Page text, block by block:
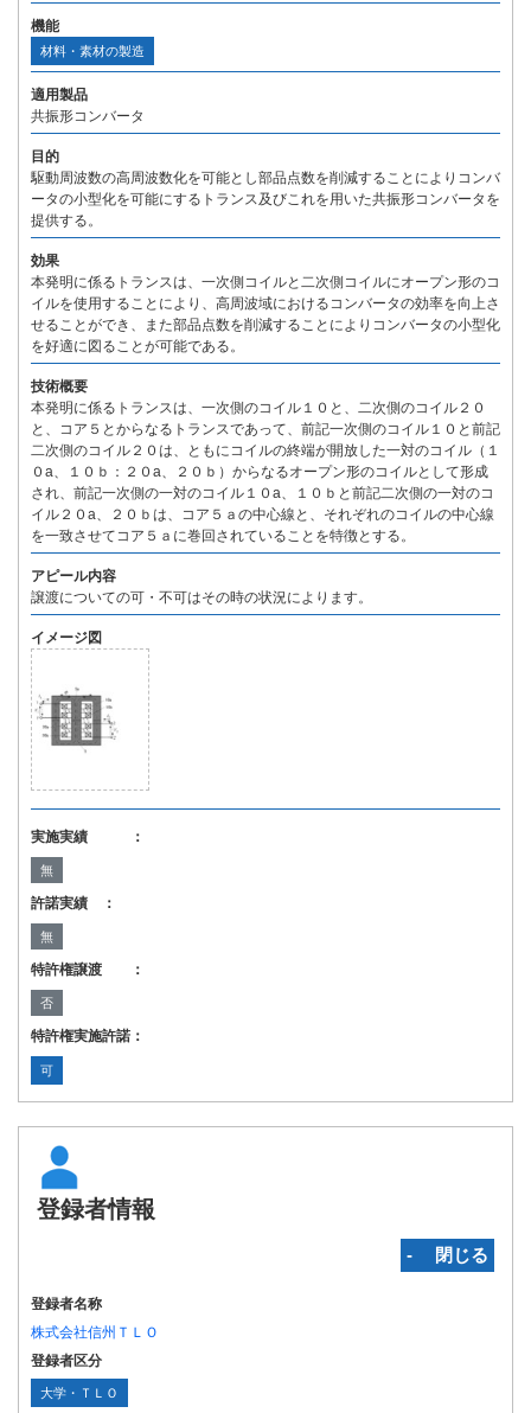
機能
材料・素材の製造
適用製品
共振形コンバータ
目的
駆動周波数の高周波数化を可能とし部品点数を削減することによりコンバ
ータの小型化を可能にするトランス及びこれを用いた共振形コンバータを
提供する。
効果
本発明に係るトランスは、一次側コイルと二次側コイルにオープン形のコ
イルを使用することにより、高周波域におけるコンバータの効率を向上さ
せることができ、また部品点数を削減することによりコンバータの小型化
を好適に図ることが可能である。
技術概要
本発明に係るトランスは、一次側のコイル１０と、二次側のコイル２０
と、コア５とからなるトランスであって、前記一次側のコイル１０と前記
二次側のコイル２０は、ともにコイルの終端が開放した一対のコイル（１
０a、１０ｂ：２０a、２０ｂ）からなるオープン形のコイルとして形成
され、前記一次側の一対のコイル１０a、１０ｂと前記二次側の一対のコ
イル２０a、２０ｂは、コア５ａの中心線と、それぞれのコイルの中心線
を一致させてコア５ａに巻回されていることを特徴とする。
アピール内容
譲渡についての可・不可はその時の状況によります。
イメージ図
実施実績 ：
無
許諾実績 ：
無
特許権譲渡 ：
否
特許権実施許諾：
可
登録者情報
‐ 閉じる
登録者名称
株式会社信州ＴＬＯ
登録者区分
大学・ＴＬＯ